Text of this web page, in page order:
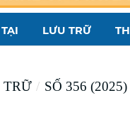
LƯU TRỮ
/ SỐ 356 (2025)